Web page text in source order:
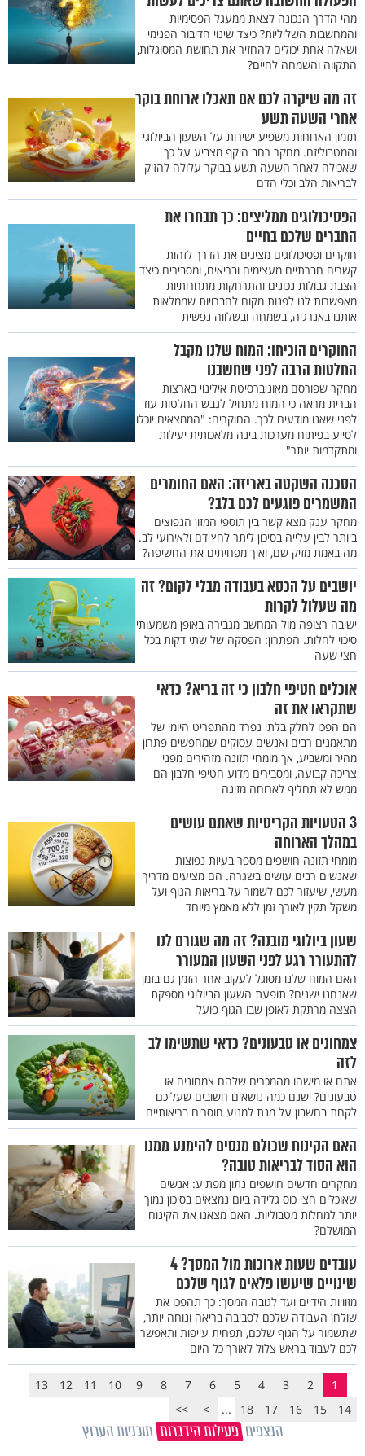
מהי הדרך הנכונה לצאת ממעגל הפסימיות
והמחשבות השליליות? כיצד שינוי הדיבור הפנימי
ושאלה אחת יכולים להחזיר את תחושת המסוגלות,
התקווה והשמחה לחיים?
זה מה שיקרה לכם אם תאכלו ארוחת בוקר
אחרי השעה תשע
תזמון הארוחות משפיע ישירות על השעון הביולוגי
והמטבוליזם. מחקר רחב היקף מצביע על כך
שאכילה לאחר השעה תשע בבוקר עלולה להזיק
לבריאות הלב וכלי הדם
הפסיכולוגים ממליצים: כך תבחרו את
החברים שלכם בחיים
חוקרים ופסיכולוגים מציגים את הדרך לזהות
קשרים חברתיים מעצימים ובריאים, ומסבירים כיצד
הצבת גבולות נכונים והתרחקות מתחרותיות
מאפשרות לנו לפנות מקום לחברויות שממלאות
אותנו באנרגיה, בשמחה ובשלווה נפשית
החוקרים הוכיחו: המוח שלנו מקבל
החלטות הרבה לפני שחשבנו
מחקר שפורסם מאוניברסיטת אילינוי בארצות
הברית מראה כי המוח מתחיל לגבש החלטות עוד
לפני שאנו מודעים לכך. החוקרים: "הממצאים יוכלו
לסייע בפיתוח מערכות בינה מלאכותית יעילות
ומתקדמות יותר"
הסכנה השקטה באריזה: האם החומרים
המשמרים פוגעים לכם בלב?
מחקר ענק מצא קשר בין תוספי המזון הנפוצים
ביותר לבין עלייה בסיכון ליתר לחץ דם ולאירועי לב.
מה באמת מזיק שם, ואיך מפחיתים את החשיפה?
יושבים על הכסא בעבודה מבלי לקום? זה
מה שעלול לקרות
ישיבה רצופה מול המחשב מגבירה באופן משמעותי
סיכוי לחלות. הפתרון: הפסקה של שתי דקות בכל
חצי שעה
אוכלים חטיפי חלבון כי זה בריא? כדאי
שתקראו את זה
הם הפכו לחלק בלתי נפרד מהתפריט היומי של
מתאמנים רבים ואנשים עסוקים שמחפשים פתרון
מהיר ומשביע, אך מומחי תזונה מזהירים מפני
צריכה קבועה, ומסבירים מדוע חטיפי חלבון הם
ממש לא תחליף לארוחה מזינה
3 הטעויות הקריטיות שאתם עושים
במהלך הארוחה
מומחי תזונה חושפים מספר בעיות נפוצות
שאנשים רבים עושים בשגרה. הם מציעים מדריך
מעשי, שיעזור לכם לשמור על בריאות הגוף ועל
משקל תקין לאורך זמן ללא מאמץ מיוחד
שעון ביולוגי מובנה? זה מה שגורם לנו
להתעורר רגע לפני השעון המעורר
האם המוח שלנו מסוגל לעקוב אחר הזמן גם בזמן
שאנחנו ישנים? תופעת השעון הביולוגי מספקת
הצצה מרתקת לאופן שבו הגוף פועל
צמחונים או טבעונים? כדאי שתשימו לב
לזה
אתם או מישהו מהמכרים שלהם צמחונים או
טבעונים? ישנם כמה נושאים חשובים שעליכם
לקחת בחשבון על מנת למנוע חוסרים בריאותיים
האם הקינוח שכולם מנסים להימנע ממנו
הוא הסוד לבריאות טובה?
מחקרים חדשים חושפים נתון מפתיע: אנשים
שאוכלים חצי כוס גלידה ביום נמצאים בסיכון נמוך
יותר למחלות מטבוליות. האם מצאנו את הקינוח
המושלם?
עובדים שעות ארוכות מול המסך? 4
שינויים שיעשו פלאים לגוף שלכם
מזוויות הידיים ועד לגובה המסך: כך תהפכו את
שולחן העבודה שלכם לסביבה בריאה ונוחה יותר,
שתשמור על הגוף שלכם, תפחית עייפות ותאפשר
לכם לעבוד בראש צלול לאורך כל היום
1
2
3
4
5
6
7
8
9
10
11
12
13
14
15
16
17
18
...
>
>>
הנצפים פעילות הידברות תוכניות הערוץ